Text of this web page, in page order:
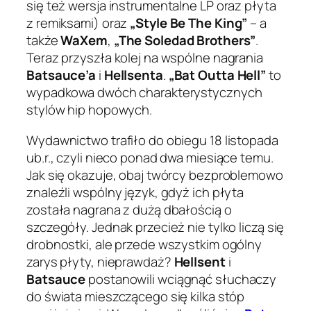
się też wersja instrumentalne LP oraz płyta
z remiksami) oraz „Style Be The King” – a
takżeWaXem, „The Soledad Brothers”.
Teraz przyszła kolej na wspólne nagrania
Batsauce’a i Hellsenta. „Bat Outta Hell”to
wypadkowa dwóch charakterystycznych
stylów hip hopowych.
Wydawnictwo trafiło do obiegu 18 listopada
ub.r., czyli nieco ponad dwa miesiące temu.
Jak się okazuje, obaj twórcy bezproblemowo
znaleźli wspólny język, gdyż ich płyta
została nagrana z dużą dbałością o
szczegóły. Jednak przecież nie tylko liczą się
drobnostki, ale przede wszystkim ogólny
zarys płyty, nieprawdaż? Hellsenti
Batsaucepostanowili wciągnąć słuchaczy
do świata mieszczącego się kilka stóp